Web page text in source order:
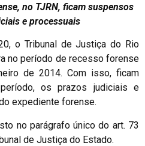
no TJRN, ficam suspensos
e processuais
o Tribunal de Justiça do Rio
no período de recesso forense
de 2014. Com isso, ficam
os prazos judiciais e
expediente forense.
no parágrafo único do art. 73
de Justiça do Estado.